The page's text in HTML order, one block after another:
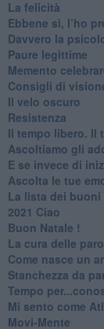
​La felicità
​Ebbene sì, l’ho
​Davvero la
Paure legittime
​Memento
​Consigli di
​Il velo oscuro
Resistenza
​Il tempo libero. Il
Ascoltiamo gli
​E se invece di
​Ascolta le tue
​La lista dei
2021 Ciao
Buon Natale !
​La cura delle
​Come nasce un
Stanchezza da
​Tempo
​Mi sento come
​Movi-Mente